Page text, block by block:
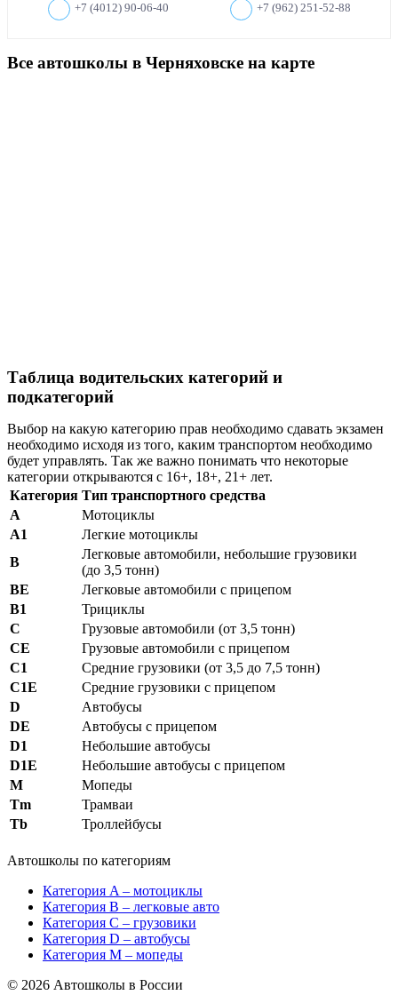
+7 (4012) 90-06-40 +7 (962) 251-52-88
Все автошколы в Черняховске на карте
Таблица водительских категорий и
подкатегорий
Выбор на какую категорию прав необходимо сдавать экзамен
необходимо исходя из того, каким транспортом необходимо
будет управлять. Так же важно понимать что некоторые
категории открываются с 16+, 18+, 21+ лет.
Категория Тип транспортного средства
А
Мотоциклы
А1
Легкие мотоциклы
В
Легковые автомобили, небольшие грузовики
(до 3,5 тонн)
ВE
Легковые автомобили с прицепом
В1
Трициклы
С
Грузовые автомобили (от 3,5 тонн)
СE
Грузовые автомобили с прицепом
С1
Средние грузовики (от 3,5 до 7,5 тонн)
С1E
Средние грузовики с прицепом
D
Автобусы
DE
Автобусы с прицепом
D1
Небольшие автобусы
D1E
Небольшие автобусы с прицепом
М
Мопеды
Tm
Трамваи
Tb
Троллейбусы
Автошколы по категориям
Категория A – мотоциклы
Категория B – легковые авто
Категория C – грузовики
Категория D – автобусы
Категория M – мопеды
© 2026 Автошколы в России